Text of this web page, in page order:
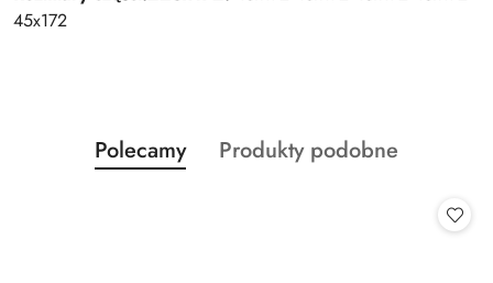
45x172
Pomiń karuzelę produktów
Produkty
o
Polecamy
Produkty
Produkty podobne